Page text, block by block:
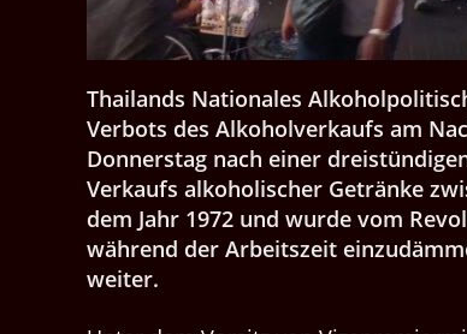
Thailands Nationales
Verbots des Alkoholverkaufs am
Donnerstag nach einer
Verkaufs alkoholischer Getränke
dem Jahr 1972 und wurde vom
während der Arbeitszeit
weiter.